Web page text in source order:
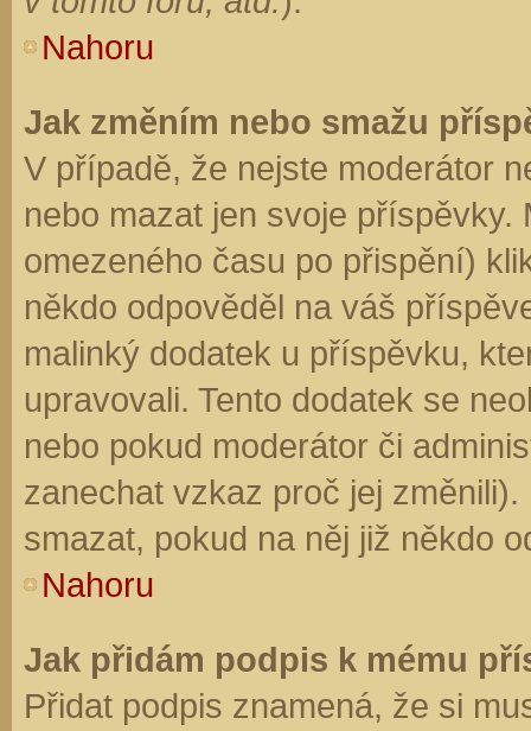
Nahoru
Jak změním nebo smažu
V případě, že nejste moderátor
nebo mazat jen svoje
omezeného času po přispění)
někdo odpověděl na váš
malinký dodatek u příspěvku,
upravovali. Tento dodatek se
nebo pokud moderátor či
zanechat vzkaz proč jej
smazat, pokud na něj již někdo
Nahoru
Jak přidám podpis k mému
Přidat podpis znamená, že si